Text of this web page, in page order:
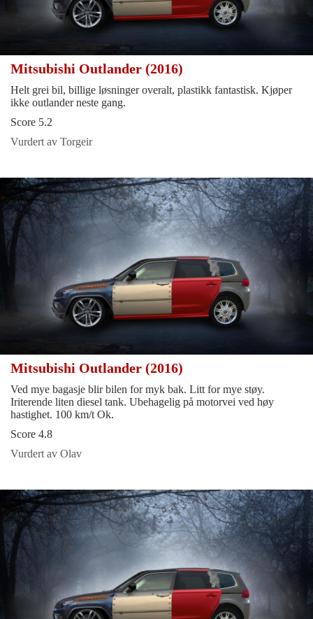
Mitsubishi Outlander (2016)
Helt grei bil, billige løsninger overalt, plastikk fantastisk. Kjøper
ikke outlander neste gang.
Score 5.2
Vurdert av Torgeir
Mitsubishi Outlander (2016)
Ved mye bagasje blir bilen for myk bak. Litt for mye støy.
Iriterende liten diesel tank. Ubehagelig på motorvei ved høy
hastighet. 100 km/t Ok.
Score 4.8
Vurdert av Olav